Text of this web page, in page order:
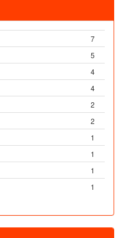
7
5
4
4
2
2
1
1
1
1